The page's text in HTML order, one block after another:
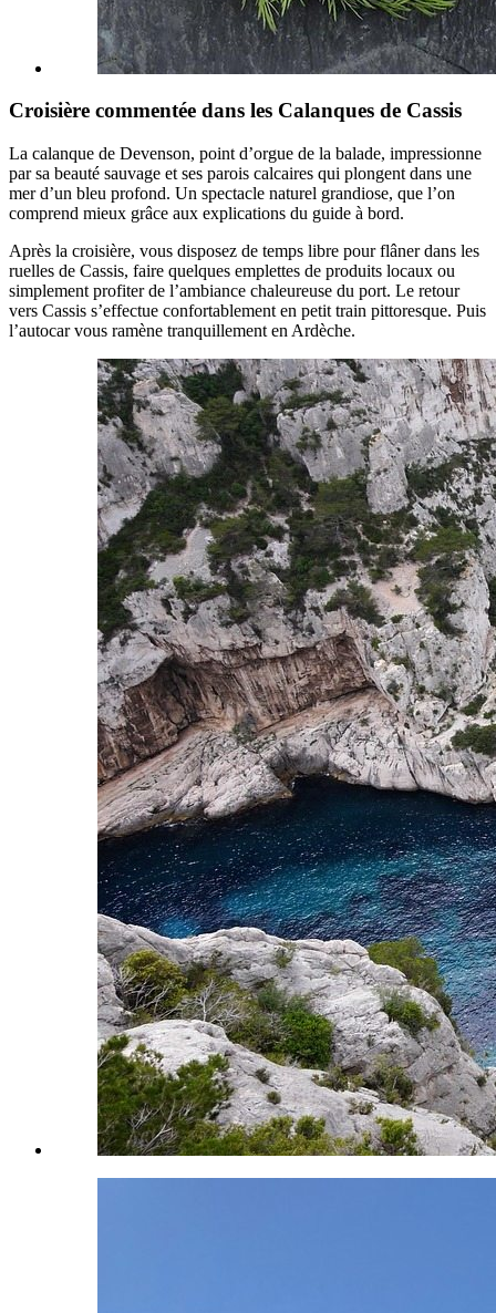
Croisière commentée dans les Calanques de Cassis
La calanque de Devenson, point d’orgue de la balade, impressionne
par sa beauté sauvage et ses parois calcaires qui plongent dans une
mer d’un bleu profond. Un spectacle naturel grandiose, que l’on
comprend mieux grâce aux explications du guide à bord.
Après la croisière, vous disposez de temps libre pour flâner dans les
ruelles de Cassis, faire quelques emplettes de produits locaux ou
simplement profiter de l’ambiance chaleureuse du port. Le retour
vers Cassis s’effectue confortablement en petit train pittoresque. Puis
l’autocar vous ramène tranquillement en Ardèche.